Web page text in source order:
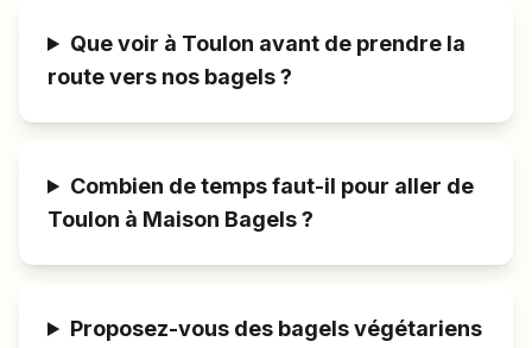
Que voir à Toulon avant de prendre la
route vers nos bagels ?
Combien de temps faut-il pour aller de
Toulon à Maison Bagels ?
Proposez-vous des bagels végétariens